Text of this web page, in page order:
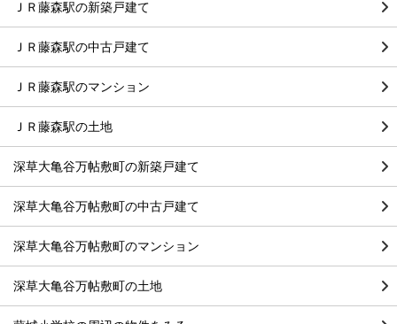
ＪＲ藤森駅の新築戸建て
ＪＲ藤森駅の中古戸建て
ＪＲ藤森駅のマンション
ＪＲ藤森駅の土地
深草大亀谷万帖敷町の新築戸建て
深草大亀谷万帖敷町の中古戸建て
深草大亀谷万帖敷町のマンション
深草大亀谷万帖敷町の土地